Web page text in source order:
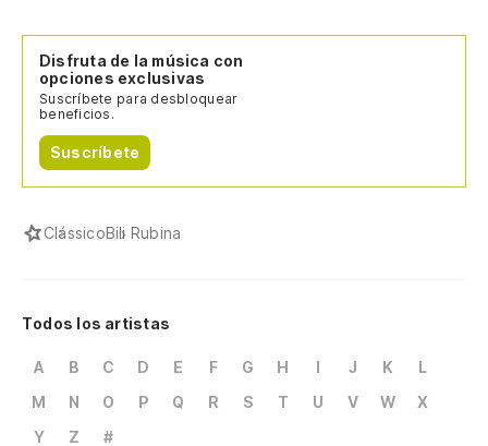
Disfruta de la música con
opciones exclusivas
Suscríbete para desbloquear
beneficios.
Suscríbete
ClássicoBili Rubina
Todos los artistas
A B C D E F G H I J K
L
M
N O P Q R S T U V W
X
Y
Z #